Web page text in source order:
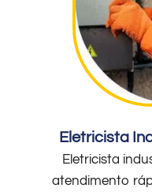
Eletricista
Eletricista
atendimento